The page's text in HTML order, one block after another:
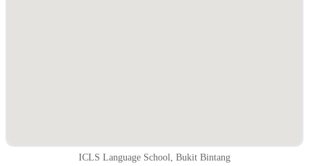
ICLS Language School, Bukit Bintang